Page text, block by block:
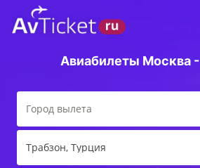
Авиабилеты Москва -
Трабзон, Турция